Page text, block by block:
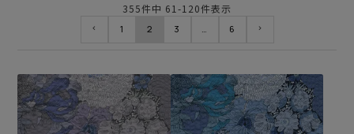
355件中 61 -120件表示
1 2 3 … 6